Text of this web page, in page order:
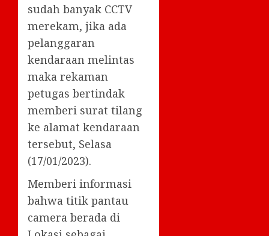
sudah banyak CCTV
merekam, jika ada
pelanggaran
kendaraan melintas
maka rekaman
petugas bertindak
memberi surat tilang
ke alamat kendaraan
tersebut, Selasa
(17/01/2023).
Memberi informasi
bahwa titik pantau
camera berada di